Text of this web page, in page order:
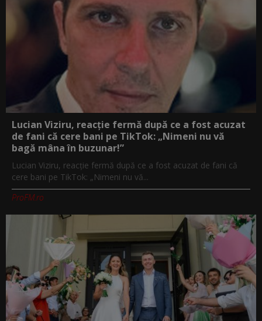
Lucian Viziru, reacție fermă după ce a fost acuzat
de fani că cere bani pe TikTok: „Nimeni nu vă
bagă mâna în buzunar!”
Lucian Viziru, reacție fermă după ce a fost acuzat de fani că
cere bani pe TikTok: „Nimeni nu vă...
ProFM.ro